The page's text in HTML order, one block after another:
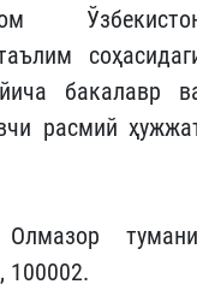
бакалавр
расмий
100002.